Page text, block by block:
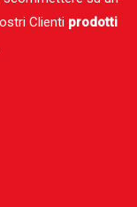
Clienti prodotti